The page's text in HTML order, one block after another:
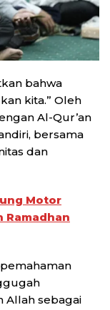
bahwa
kita.” Oleh
Al-Qur’an
bersama
dan
Motor
Ramadhan
Allah sebagai